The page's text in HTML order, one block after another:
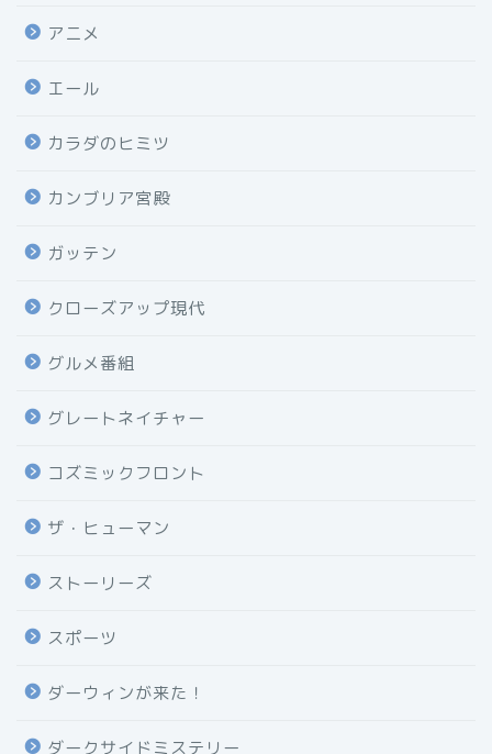
アニメ
エール
カラダのヒミツ
カンブリア宮殿
ガッテン
クローズアップ現代
グルメ番組
グレートネイチャー
コズミックフロント
ザ・ヒューマン
ストーリーズ
スポーツ
ダーウィンが来た！
ダークサイドミステリー